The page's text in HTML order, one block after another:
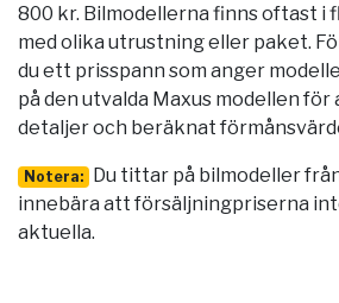
800 kr. Bilmodellerna finns oftast i
med olika utrustning eller paket.
du ett prisspann som anger
på den utvalda Maxus modellen för
detaljer och beräknat
Notera: Du tittar på bilmodeller
innebära att försäljningpriserna
aktuella.